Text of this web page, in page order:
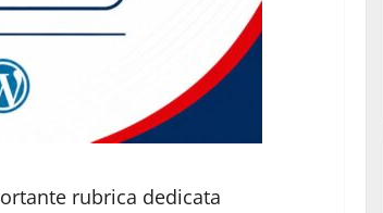
rubrica dedicata